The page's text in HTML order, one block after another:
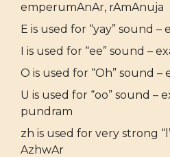
emperumAnAr, rAmAnuja
E is used for “yay” sound –
I is used for “ee” sound –
O is used for “Oh” sound –
U is used for “oo” sound –
pundram
zh is used for very strong
AzhwAr